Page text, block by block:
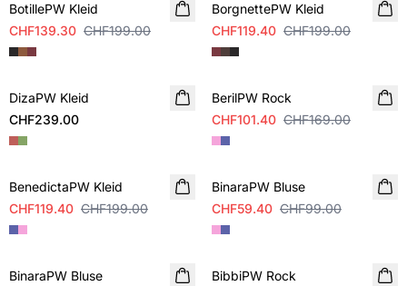
BotillePW Kleid
CHF139.30 CHF199.00
BorgnettePW Kleid
CHF119.40 CHF199.00
NEUHEIT
DizaPW Kleid
CHF239.00
SALE
BerilPW Rock
CHF101.40 CHF169.00
SALE
BenedictaPW Kleid
CHF119.40 CHF199.00
SALE
BinaraPW Bluse
CHF59.40 CHF99.00
SALE
BinaraPW Bluse
SALE
BibbiPW Rock